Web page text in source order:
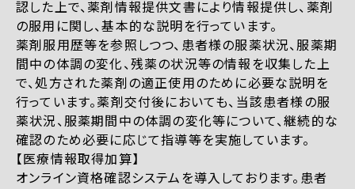
認した上で、薬剤情報提供文書により情報提供し、薬剤
の服用に関し、基本的な説明を行っています。
薬剤服用歴等を参照しつつ、患者様の服薬状況、服薬期
間中の体調の変化、残薬の状況等の情報を収集した上
で、処方された薬剤の適正使用のために必要な説明を
行っています。薬剤交付後においても、当該患者様の服
薬状況、服薬期間中の体調の変化等について、継続的な
確認のため必要に応じて指導等を実施しています。
【医療情報取得加算】
オンライン資格確認システムを導入しております。患者